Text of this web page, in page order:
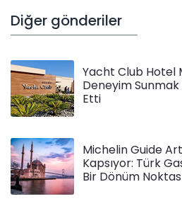
Diğer gönderiler
Yacht Club Hotel
Deneyim
Etti
Michelin Guide
Kapsıyor: Türk
Bir Dönüm